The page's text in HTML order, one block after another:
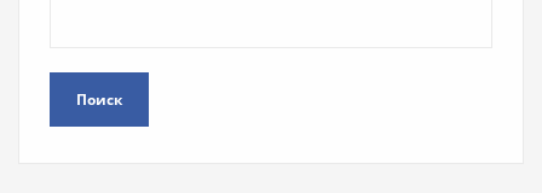
Поиск